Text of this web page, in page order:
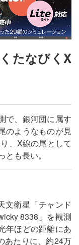
たなびくX
で、銀河団に属す
のようなものが見
、X線の尾として
も長い。
文衛星「チャンド
8338」を観測
年ほどの距離にあ
あたりに、約24万